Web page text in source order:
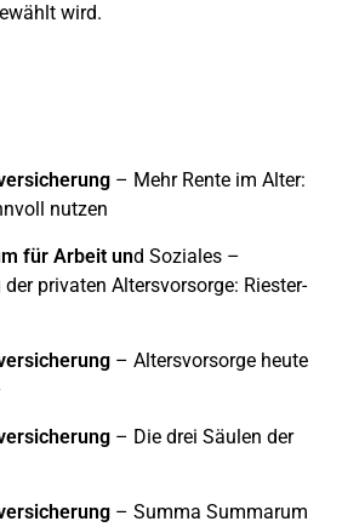
wird.
– Mehr Rente im Alter:
nutzen
für Arbeit und Soziales –
privaten Altersvorsorge: Riester-
– Altersvorsorge heute
– Die drei Säulen der
– Summa Summarum